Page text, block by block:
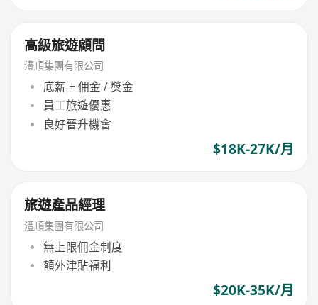
高級旅遊顧問
澧順集團有限公司
底薪 + 佣金 / 獎金
員工旅遊優惠
良好晉升機會
$18K-27K/月
旅遊產品經理
澧順集團有限公司
無上限佣金制度
額外津貼福利
$20K-35K/月